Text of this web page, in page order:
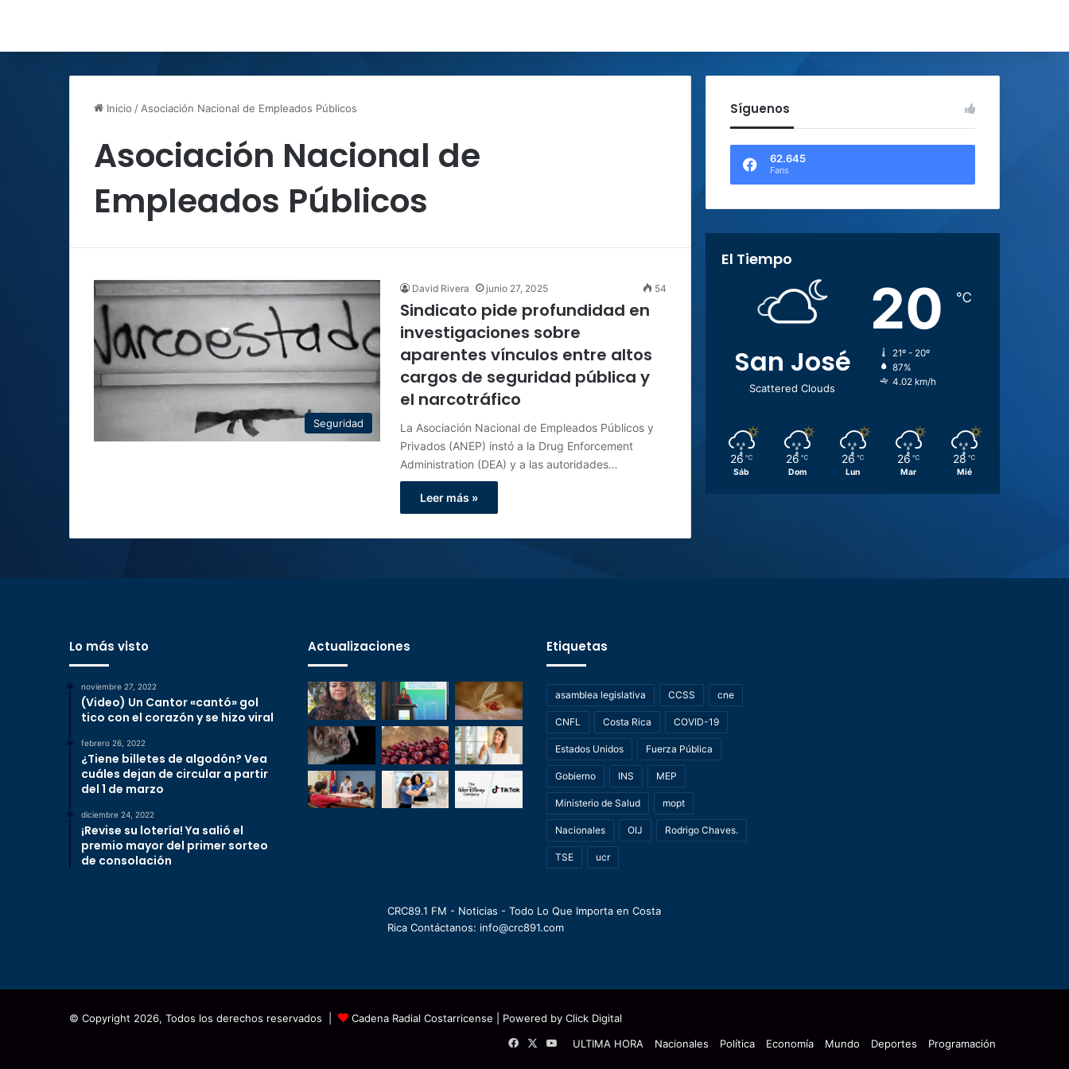
Inicio / Asociación Nacional de Empleados Públicos
Asociación Nacional de
Empleados Públicos
Seguridad
David Rivera junio 27, 2025 54
Sindicato pide profundidad en
investigaciones sobre
aparentes vínculos entre altos
cargos de seguridad pública y
el narcotráfico
La Asociación Nacional de Empleados Públicos y
Privados (ANEP) instó a la Drug Enforcement
Administration (DEA) y a las autoridades…
Leer más »
Síguenos
62.645
Fans
El Tiempo
San José
Scattered Clouds
20 ℃
21º - 20º
87%
4.02 km/h
26 ℃
Sáb
26 ℃
Dom
26 ℃
Lun
26 ℃
Mar
28 ℃
Mié
Lo más visto
noviembre 27, 2022
(Video) Un Cantor «cantó» gol
tico con el corazón y se hizo viral
febrero 26, 2022
¿Tiene billetes de algodón? Vea
cuáles dejan de circular a partir
del 1 de marzo
diciembre 24, 2022
¡Revise su lotería! Ya salió el
premio mayor del primer sorteo
de consolación
Actualizaciones Etiquetas
asamblea legislativa CCSS cne
CNFL Costa Rica COVID-19
Estados Unidos Fuerza Pública
Gobierno INS MEP
Ministerio de Salud mopt
Nacionales OIJ Rodrigo Chaves.
TSE ucr
CRC89.1 FM - Noticias - Todo Lo Que Importa en Costa
Rica Contáctanos: info@crc891.com
© Copyright 2026, Todos los derechos reservados | Cadena Radial Costarricense | Powered by Click Digital
ULTIMA HORA
Nacionales Política Economía Mundo Deportes Programación
FacebookYouTube